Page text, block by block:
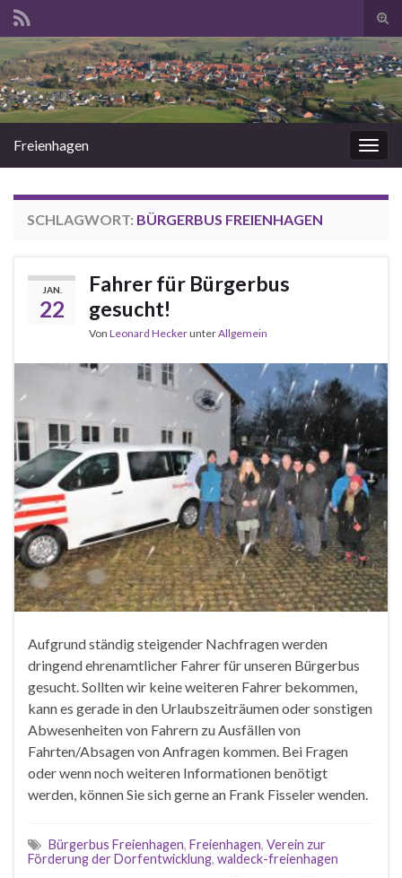
Search for:
Freienhagen
SCHLAGWORT: BÜRGERBUS FREIENHAGEN
JAN.
22
Fahrer für Bürgerbus
gesucht!
Von Leonard HeckerunterAllgemein
Aufgrund ständig steigender Nachfragen werden
dringend ehrenamtlicher Fahrer für unseren Bürgerbus
gesucht. Sollten wir keine weiteren Fahrer bekommen,
kann es gerade in den Urlaubszeiträumen oder sonstigen
Abwesenheiten von Fahrern zu Ausfällen von
Fahrten/Absagen von Anfragen kommen. Bei Fragen
oder wenn noch weiteren Informationen benötigt
werden, können Sie sich gerne an Frank Fisseler wenden.
Bürgerbus Freienhagen, Freienhagen, Verein zur
Förderung der Dorfentwicklung, waldeck-freienhagen